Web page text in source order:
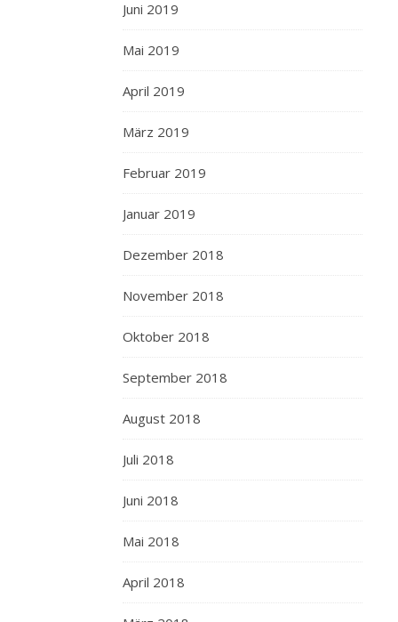
Juni 2019
Mai 2019
April 2019
März 2019
Februar 2019
Januar 2019
Dezember 2018
November 2018
Oktober 2018
September 2018
August 2018
Juli 2018
Juni 2018
Mai 2018
April 2018